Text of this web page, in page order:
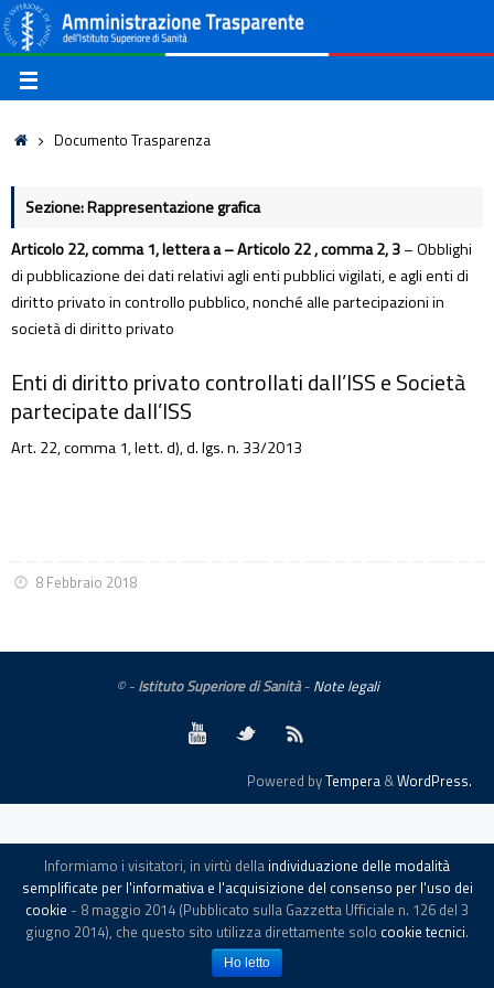
Documento Trasparenza
Sezione: Rappresentazione grafica
Articolo 22, comma 1, lettera a – Articolo 22 , comma 2, 3– Obblighi
di pubblicazione dei dati relativi agli enti pubblici vigilati, e agli enti di
diritto privato in controllo pubblico, nonché alle partecipazioni in
società di diritto privato
Enti di diritto privato controllati dall’ISS e Società
partecipate dall’ISS
Art. 22, comma 1, lett. d), d. lgs. n. 33/2013
8 Febbraio 2018
© - Istituto Superiore di Sanità- Note legali
Powered byTempera &WordPress.
Informiamo i visitatori, in virtù della individuazione delle modalità
semplificate per l'informativa e l'acquisizione del consenso per l'uso dei
cookie - 8 maggio 2014 (Pubblicato sulla Gazzetta Ufficiale n. 126 del 3
giugno 2014), che questo sito utilizza direttamente solo cookie tecnici.
Ho letto